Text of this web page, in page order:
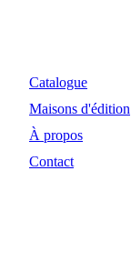
Catalogue
Maisons d'édition
À propos
Contact